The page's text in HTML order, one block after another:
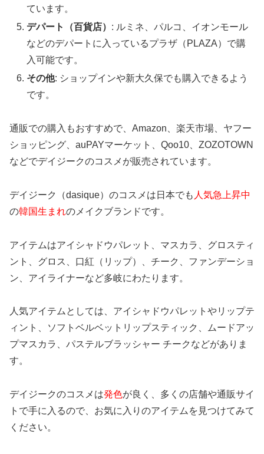
ています。
デパート（百貨店） : ルミネ、パルコ、イオンモール
などのデパートに入っているプラザ（PLAZA）で購
入可能です。
その他: ショップインや新大久保でも購入できるよう
です。
通販での購入もおすすめで、Amazon、楽天市場、ヤフー
ショッピング、auPAYマーケット、Qoo10、ZOZOTOWN
などでデイジークのコスメが販売されています。
デイジーク（dasique）のコスメは日本でも 人気急上昇中
の韓国生まれのメイクブランドです。
アイテムはアイシャドウパレット、マスカラ、グロスティ
ント、グロス、口紅（リップ）、チーク、ファンデーショ
ン、アイライナーなど多岐にわたります。
人気アイテムとしては、アイシャドウパレットやリップテ
ィント、ソフトベルベットリップスティック、ムードアッ
プマスカラ、パステルブラッシャー チークなどがありま
す。
デイジークのコスメは発色が良く、多くの店舗や通販サイ
トで手に入るので、お気に入りのアイテムを見つけてみて
ください。